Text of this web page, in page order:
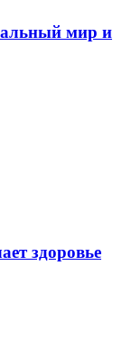
мир и
здоровье